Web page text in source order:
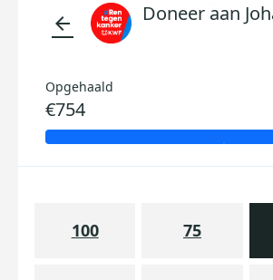
arrow_back Doneer aan
Opgehaald
€754
100 75